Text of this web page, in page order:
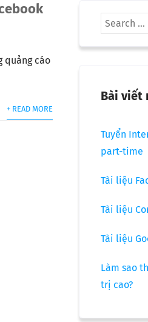
quảng cáo
+ READ MORE
Bài viết
Tuyển
part-time
Tài liệu
Tài liệu
Tài liệu
Làm sao
trị cao?